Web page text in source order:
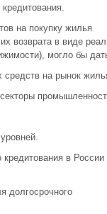
на покупку жилья
возврата в виде
могло бы
средств на рынок
в России
долгосрочного